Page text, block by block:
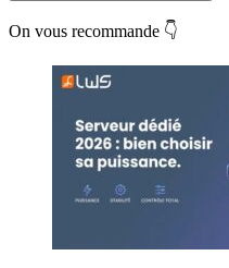
On vous recommande 👇